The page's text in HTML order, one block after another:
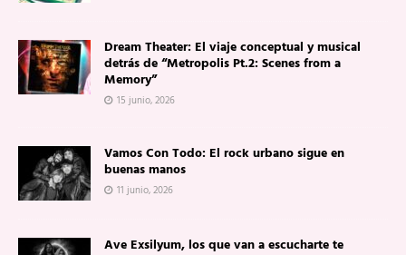
Dream Theater: El viaje conceptual y musical
detrás de “Metropolis Pt.2: Scenes from a
Memory”
15 junio, 2026
Vamos Con Todo: El rock urbano sigue en
buenas manos
11 junio, 2026
Ave Exsilyum, los que van a escucharte te